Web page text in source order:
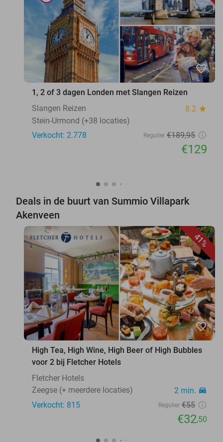
favorite_border
1, 2 of 3 dagen Londen met Slangen Reizen
Slangen Reizen
8.2 star
Stein-Urmond (+38 locaties)
Verkocht: 2.778
Regulier €189,95
€129
Deals in de buurt van Summio Villapark
Akenveen
41%
favorite_border
High Tea, High Wine, High Beer of High Bubbles
voor 2 bij Fletcher Hotels
Fletcher Hotels
Zeegse (+ meerdere locaties)
2 min. directions_car
Verkocht: 815 Regulier €55
€32,50